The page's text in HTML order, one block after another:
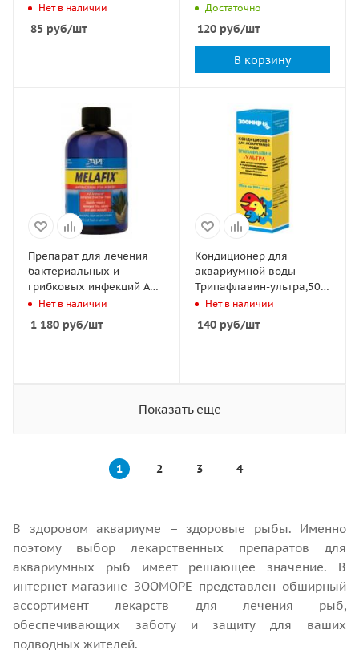
Нет в наличии
85 руб/шт
Достаточно
120руб/шт
В корзину
Препарат для лечения
бактериальных и
грибковых инфекций API
MelaFix, 118мл
Нет в наличии
1 180 руб/шт
Кондиционер для
аквариумной воды
Трипафлавин-ультра,50
млНет в наличии
140руб/шт
Показать еще
1 2 3 4
В здоровом аквариуме – здоровые рыбы. Именно
поэтому выбор лекарственных препаратов для
аквариумных рыб имеет решающее значение. В
интернет-магазине ЗООМОРЕ представлен обширный
ассортимент лекарств для лечения рыб,
обеспечивающих заботу и защиту для ваших
подводных жителей.